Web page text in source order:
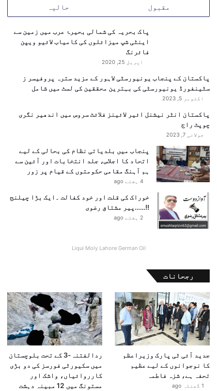
س
ل
ا
مقبول حالیہ
پاک بحریہ کی شمالی بحیرۂ عرب میں زمین سے
اینٹی شپ میزائلوں کی کامیاب لائیو ویپن
فائرنگ
اپریل 25, 2020
پاکستان کے پنجاب یونیورسٹی لاہور کے مزید سترہ پروفیسر ز
سٹینفورڈ یونیورسٹی کی بہترین محققین کی لسٹ میں شامل
اکتوبر 5, 2023
پاکستان انٹر نیشنل ائیر لائینز فلائٹ سروس میں اندھیر نگری
چوپٹ راج
جولائی 7, 2023
پنجاب میں بلدیاتی نظام کی بحالی کے لیے
اتحاد کا اجلاس، جلد انتخابات اور آئین سے
ہم آہنگ مقامی حکومتوں کے قیام پر زور
4 ہفتے ago
خوراک کی قلت اور خود کفالت ۔ایک بڑا چیلنج
!!……پیر مشتاق رضوی
2 ہفتے ago
Liqui Moly Lahore German Oil
رجحانات
جدید آئی ٹی پارک وزیراعظم
کا نوجوانوں کے لیے عظیم
تحفہ ہے، شزہ فاطمہ
1 گھنٹہ ago
ردالفتنہ-3 کے تحت بلوچستان
میں سکیورٹی فورسز کی دو بڑی
کارروائیاں، واشک اور
مستونگ میں 12 مبینہ دہشت